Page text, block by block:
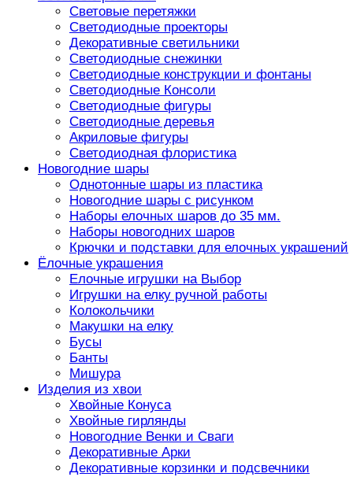
Световые перетяжки
Светодиодные проекторы
Декоративные светильники
Светодиодные снежинки
Светодиодные конструкции и фонтаны
Светодиодные Консоли
Светодиодные фигуры
Светодиодные деревья
Акриловые фигуры
Светодиодная флористика
Новогодние шары
Однотонные шары из пластика
Новогодние шары с рисунком
Наборы елочных шаров до 35 мм.
Наборы новогодних шаров
Крючки и подставки для елочных украшений
Ёлочные украшения
Елочные игрушки на Выбор
Игрушки на елку ручной работы
Колокольчики
Макушки на елку
Бусы
Банты
Мишура
Изделия из хвои
Хвойные Конуса
Хвойные гирлянды
Новогодние Венки и Сваги
Декоративные Арки
Декоративные корзинки и подсвечники